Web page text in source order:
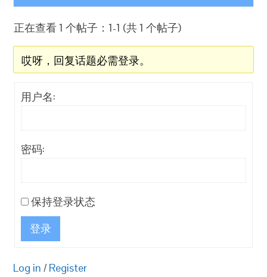
正在查看 1 个帖子：1-1 (共 1 个帖子)
哎呀，回复话题必需登录。
用户名:
密码:
保持登录状态
登录
Log in / Register